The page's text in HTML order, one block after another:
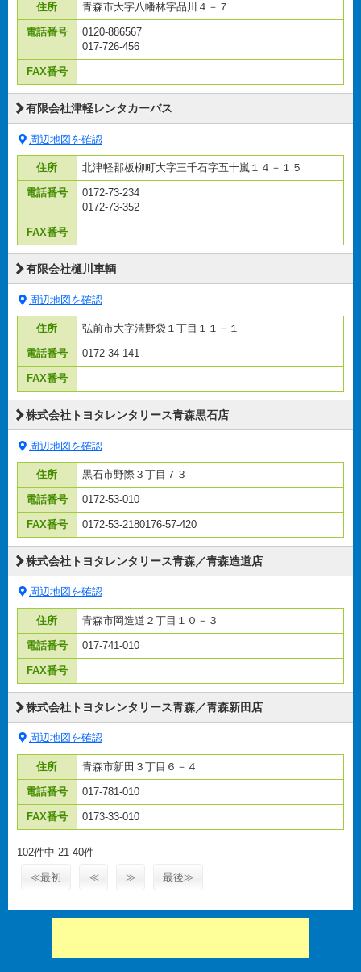
住所 青森市大字八幡林字品川４－７
電話番号
0120-886567
017-726-456
FAX番号
有限会社津軽レンタカーバス
周辺地図を確認
住所 北津軽郡板柳町大字三千石字五十嵐１４－１５
電話番号
0172-73-234
0172-73-352
FAX番号
有限会社樋川車輌
周辺地図を確認
住所 弘前市大字清野袋１丁目１１－１
電話番号 0172-34-141
FAX番号
株式会社トヨタレンタリース青森黒石店
周辺地図を確認
住所 黒石市野際３丁目７３
電話番号 0172-53-010
FAX番号 0172-53-2180176-57-420
株式会社トヨタレンタリース青森／青森造道店
周辺地図を確認
住所 青森市岡造道２丁目１０－３
電話番号 017-741-010
FAX番号
株式会社トヨタレンタリース青森／青森新田店
周辺地図を確認
住所 青森市新田３丁目６－４
電話番号 017-781-010
FAX番号 0173-33-010
102件中 21-40件
≪最初 ≪ ≫ 最後≫